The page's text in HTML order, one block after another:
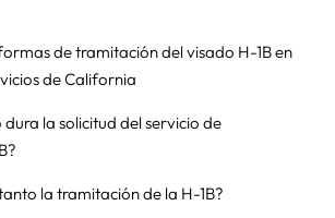
de tramitación del visado H-1B en
de California
la solicitud del servicio de
la tramitación de la H-1B?